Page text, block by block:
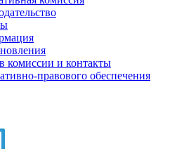
комиссии и контакты
правового обеспечения